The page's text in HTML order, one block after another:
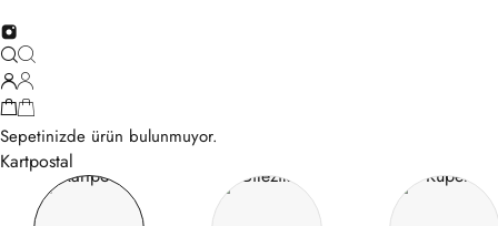
Sepetinizde ürün bulunmuyor.
Kartpostal